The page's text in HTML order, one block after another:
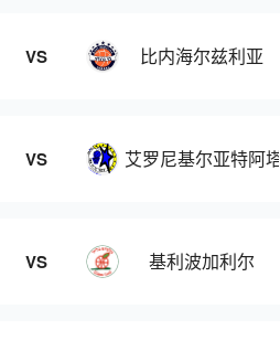
VS 比内海尔兹利亚
VS 艾罗尼基尔亚特阿塔
VS 基利波加利尔